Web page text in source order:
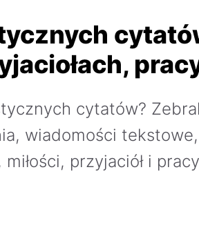
cytatów?
wiadomości
miłości, przyjaciół i